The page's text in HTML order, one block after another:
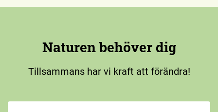
Naturen behöver dig
Tillsammans har vi kraft att förändra!